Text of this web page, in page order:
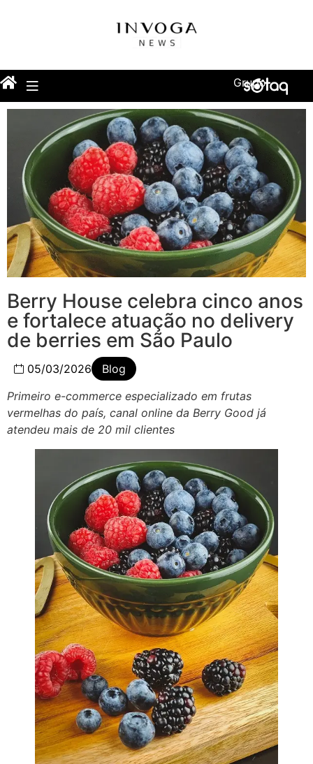
Grupo
Berry House celebra cinco anos
e fortalece atuação no delivery
de berries em São Paulo
05/03/2026
Blog
Primeiro e-commerce especializado em frutas
vermelhas do país, canal online da Berry Good já
atendeu mais de 20 mil clientes